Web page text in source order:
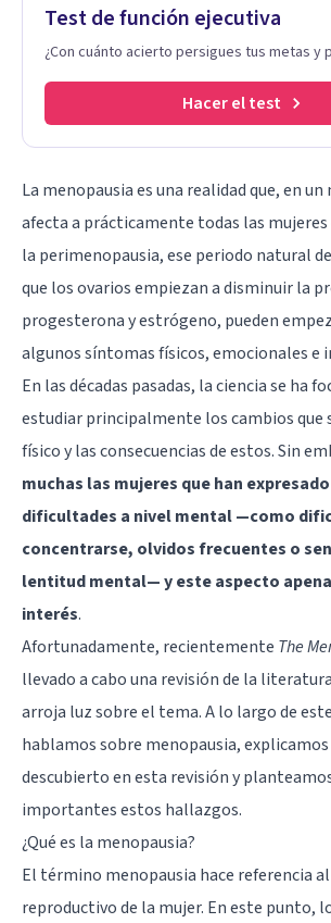
Test de función ejecutiva
¿Con cuánto acierto persigues tus metas y
Hacer el test
La menopausiaes una realidad que, en
afecta a prácticamente todas las mujeres
la perimenopausia, ese periodo natural
que los ovarios empiezan a disminuir la
progesterona y estrógeno, pueden
algunos síntomas físicos, emocionales e
En las décadas pasadas, la ciencia se ha
estudiar principalmente los cambios que
físico y las consecuencias de estos. Sin
muchas las mujeres que han
dificultades a nivel mental —como
concentrarse, olvidos frecuentes o
lentitud mental— y este aspecto
interés.
Afortunadamente, recientemente The
llevado a cabo una revisión de la
arroja luz sobre el tema. A lo largo de
hablamos sobre menopausia, explicamos
descubierto en esta revisión y
importantes estos hallazgos.
¿Qué es la menopausia?
El término menopausia hace referencia
reproductivo de la mujer. En este punto,